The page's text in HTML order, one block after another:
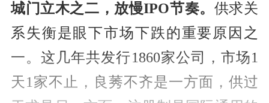
城门立木之二，放慢IPO节奏。 供求关
系失衡是眼下市场下跌的重要原因之
一。这几年共发行1860家公司，市场1
天1家不止，良莠不齐是一方面，供过